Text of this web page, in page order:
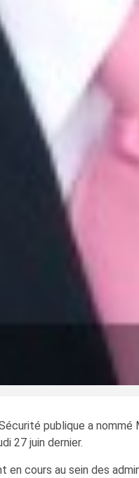
publique a
27 juin dernier.
cours au sein des